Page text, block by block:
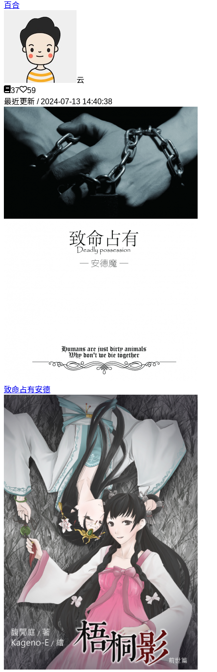
百合
云
37
59
最近更新 / 2024-07-13 14:40:38
致命占有安德